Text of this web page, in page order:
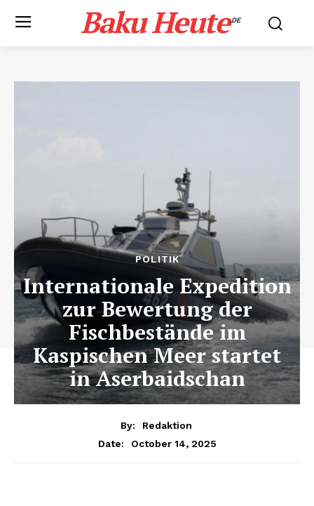
Baku Heute.DE
POLITIK
Internationale Expedition
zur Bewertung der
Fischbestände im
Kaspischen Meer startet
in Aserbaidschan
By:
Redaktion
Date:
October 14, 2025